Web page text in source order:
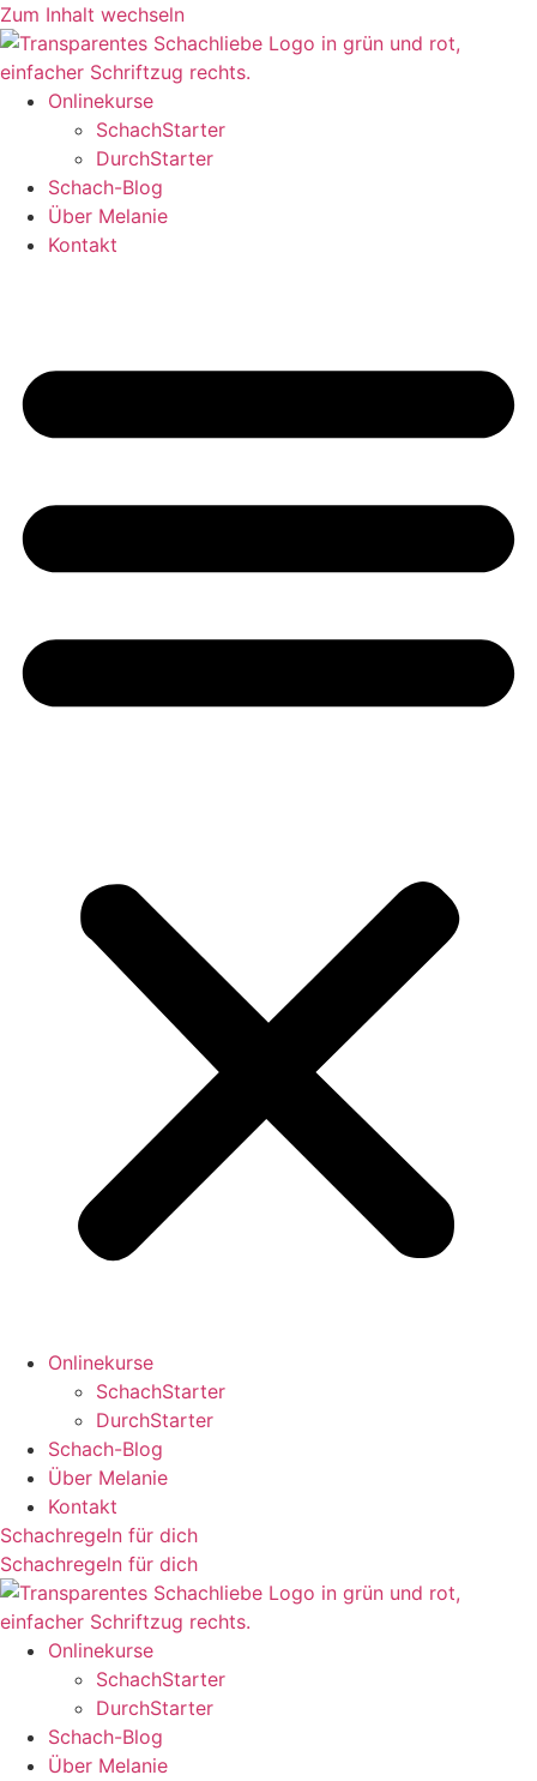
Zum Inhalt wechseln
Onlinekurse
SchachStarter
DurchStarter
Schach-Blog
Über Melanie
Kontakt
Onlinekurse
SchachStarter
DurchStarter
Schach-Blog
Über Melanie
Kontakt
Schachregeln für dich
Schachregeln für dich
Onlinekurse
SchachStarter
DurchStarter
Schach-Blog
Über Melanie